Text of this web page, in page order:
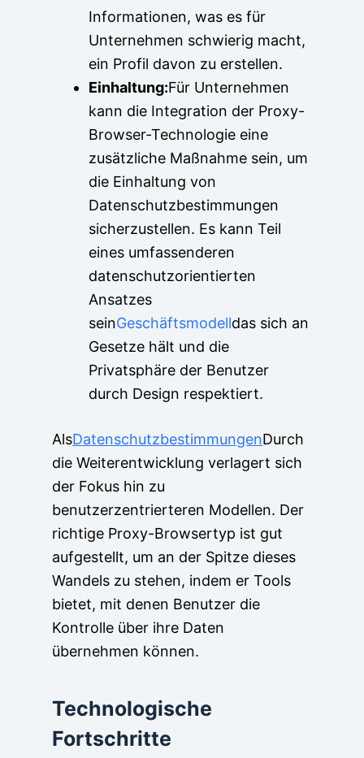
Informationen, was es für
Unternehmen schwierig macht,
ein Profil davon zu erstellen.
Einhaltung:Für Unternehmen
kann die Integration der Proxy-
Browser-Technologie eine
zusätzliche Maßnahme sein, um
die Einhaltung von
Datenschutzbestimmungen
sicherzustellen. Es kann Teil
eines umfassenderen
datenschutzorientierten
Ansatzes
seinGeschäftsmodelldas sich an
Gesetze hält und die
Privatsphäre der Benutzer
durch Design respektiert.
AlsDatenschutzbestimmungenDurch
die Weiterentwicklung verlagert sich
der Fokus hin zu
benutzerzentrierteren Modellen. Der
richtige Proxy-Browsertyp ist gut
aufgestellt, um an der Spitze dieses
Wandels zu stehen, indem er Tools
bietet, mit denen Benutzer die
Kontrolle über ihre Daten
übernehmen können.
Technologische
Fortschritte